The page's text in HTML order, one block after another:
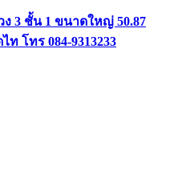
3 ชั้น 1 ขนาดใหญ่ 50.87
โทร 084-9313233